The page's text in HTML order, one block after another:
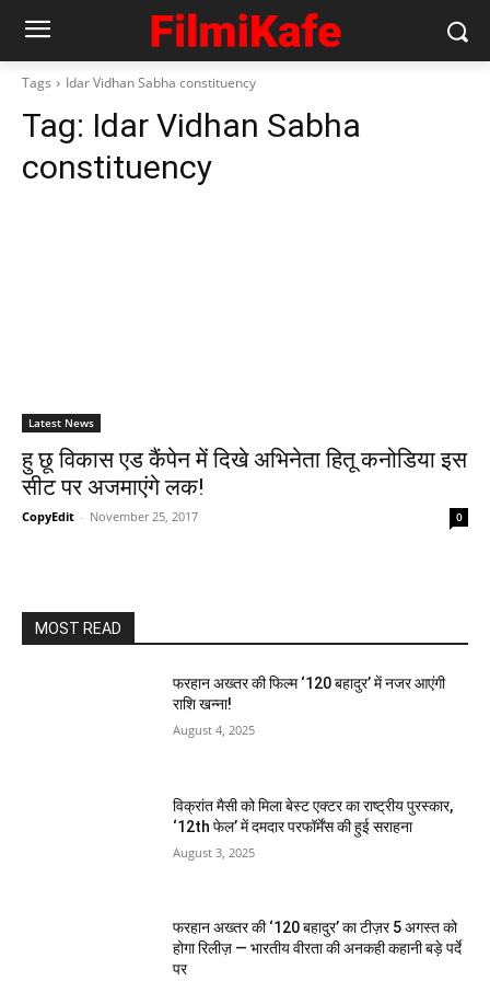
Tags Idar Vidhan Sabha constituency
Tag: Idar Vidhan Sabha
constituency
Latest News
हु छू विकास एड कैंपेन में दिखे अभिनेता हितू कनोडिया इस
सीट पर अजमाएंगे लक!
CopyEdit - November 25, 2017 0
MOST READ
फरहान अख्तर की फिल्म ‘120 बहादुर’ में नजर आएंगी
राशि खन्ना!
August 4, 2025
विक्रांत मैसी को मिला बेस्ट एक्टर का राष्ट्रीय पुरस्कार,
‘12th फेल’ में दमदार परफॉर्मेंस की हुई सराहना
August 3, 2025
फरहान अख्तर की ‘120 बहादुर’ का टीज़र 5 अगस्त को
होगा रिलीज़ — भारतीय वीरता की अनकही कहानी बड़े पर्दे
पर